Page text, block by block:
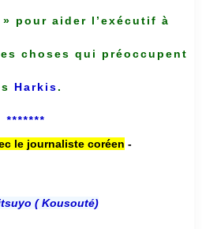
pour aider l’exécutif à
choses qui préoccupent
Harkis.
*******
le journaliste coréen -
( Kousouté)